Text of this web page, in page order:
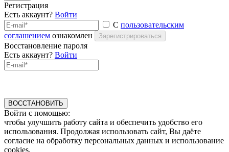
Регистрация
Есть аккаунт? Войти
С пользовательским
соглашением ознакомлен Зарегистрироваться
Восстановление пароля
Есть аккаунт? Войти
ВОССТАНОВИТЬ
Войти с помощью:
чтобы улучшить работу сайта и обеспечить удобство его
использования. Продолжая использовать сайт, Вы даёте
согласие на обработку персональных данных и использование
cookies.